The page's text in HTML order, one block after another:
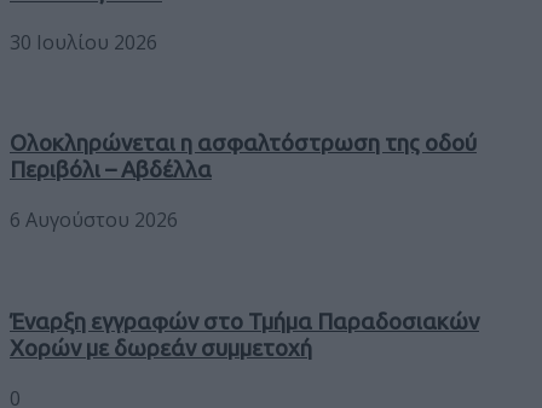
30 Ιουλίου 2026
Ολοκληρώνεται η ασφαλτόστρωση της οδού
Περιβόλι – Αβδέλλα
6 Αυγούστου 2026
Έναρξη εγγραφών στο Τμήμα Παραδοσιακών
Χορών με δωρεάν συμμετοχή
0